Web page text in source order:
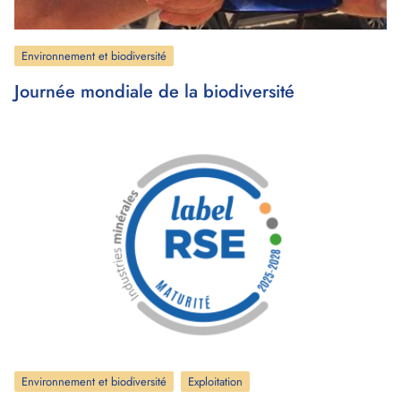
Environnement et biodiversité
Journée mondiale de la biodiversité
Environnement et biodiversité Exploitation